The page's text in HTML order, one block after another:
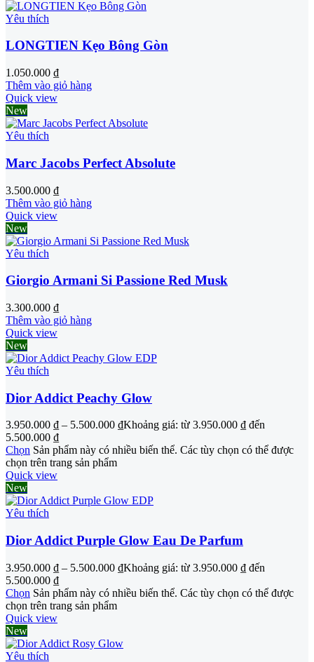
Yêu thích
LONGTIEN Kẹo Bông Gòn
1.050.000 ₫
Thêm vào giỏ hàng
Quick view
New
Yêu thích
Marc Jacobs Perfect Absolute
3.500.000 ₫
Thêm vào giỏ hàng
Quick view
New
Yêu thích
Giorgio Armani Si Passione Red Musk
3.300.000 ₫
Thêm vào giỏ hàng
Quick view
New
Yêu thích
Dior Addict Peachy Glow
3.950.000 ₫ – 5.500.000 ₫Khoảng giá: từ 3.950.000 ₫ đến
5.500.000 ₫
Chọn Sản phẩm này có nhiều biến thể. Các tùy chọn có thể được
chọn trên trang sản phẩm
Quick view
New
Yêu thích
Dior Addict Purple Glow Eau De Parfum
3.950.000 ₫ – 5.500.000 ₫Khoảng giá: từ 3.950.000 ₫ đến
5.500.000 ₫
Chọn Sản phẩm này có nhiều biến thể. Các tùy chọn có thể được
chọn trên trang sản phẩm
Quick view
New
Yêu thích